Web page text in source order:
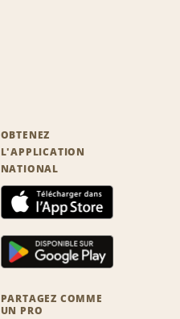
OBTENEZ
L'APPLICATION
NATIONAL
PARTAGEZ COMME
UN PRO